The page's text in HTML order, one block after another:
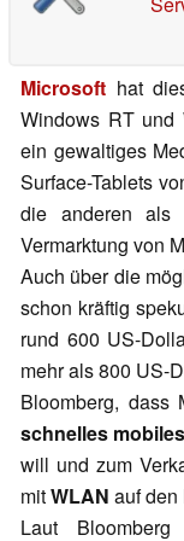
Microsoft hat
Windows RT und
ein gewaltiges
Surface-Tablets
die anderen
Vermarktung von
Auch über die
schon kräftig
rund 600 US-
mehr als 800 US-
Bloomberg, dass
schnelles
will und zum
mitWLAN auf den
Laut